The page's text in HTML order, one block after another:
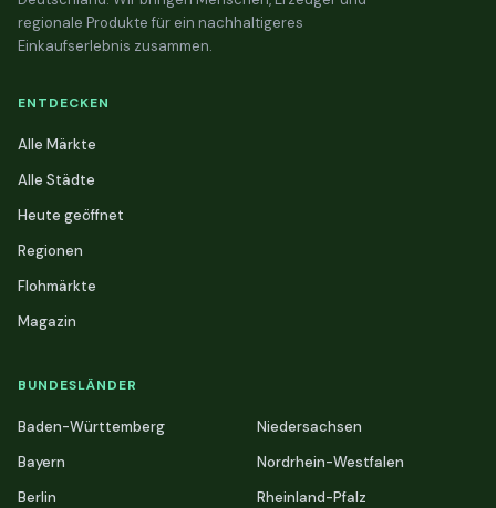
regionale Produkte für ein nachhaltigeres
Einkaufserlebnis zusammen.
ENTDECKEN
Alle Märkte
Alle Städte
Heute geöffnet
Regionen
Flohmärkte
Magazin
BUNDESLÄNDER
Baden-Württemberg
Bayern
Berlin
Niedersachsen
Nordrhein-Westfalen
Rheinland-Pfalz